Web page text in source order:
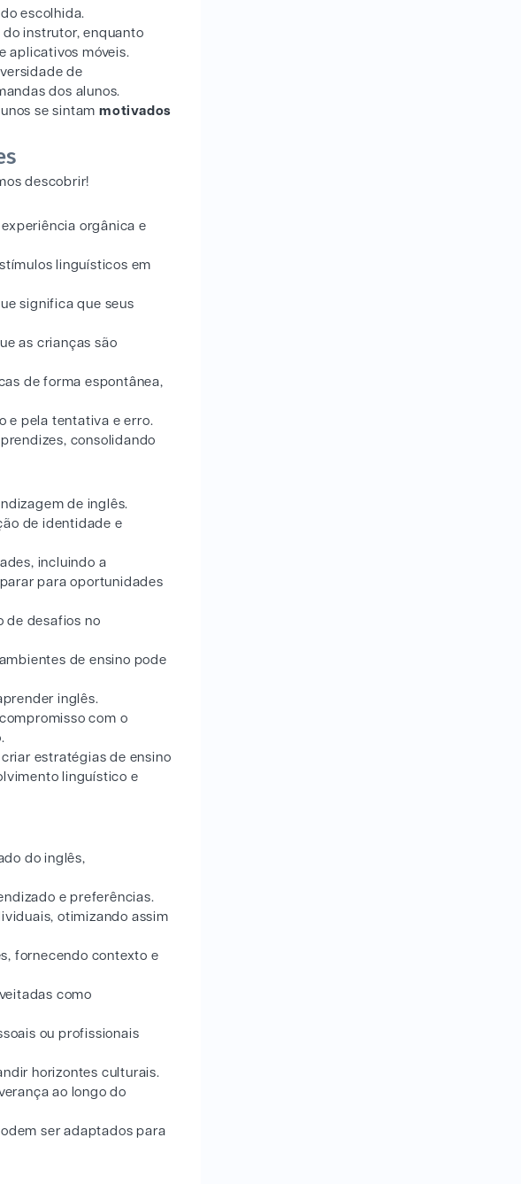
escolhida.
instrutor, enquanto
aplicativos móveis.
de
dos alunos.
se sintammotivados
descobrir!
orgânica e
linguísticos em
significa que seus
as crianças são
de forma espontânea,
e pela tentativa e erro.
consolidando
de inglês.
de identidade e
incluindo a
para oportunidades
de desafios no
de ensino pode
inglês.
com o
estratégias de ensino
linguístico e
do inglês,
e preferências.
otimizando assim
fornecendo contexto e
como
ou profissionais
horizontes culturais.
ao longo do
ser adaptados para